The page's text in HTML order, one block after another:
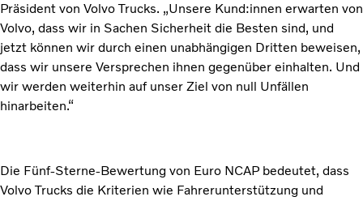
Präsident von Volvo Trucks. „Unsere Kund:innen erwarten von
Volvo, dass wir in Sachen Sicherheit die Besten sind, und
jetzt können wir durch einen unabhängigen Dritten beweisen,
dass wir unsere Versprechen ihnen gegenüber einhalten. Und
wir werden weiterhin auf unser Ziel von null Unfällen
hinarbeiten.“
Die Fünf-Sterne-Bewertung von Euro NCAP bedeutet, dass
Volvo Trucks die Kriterien wie Fahrerunterstützung und